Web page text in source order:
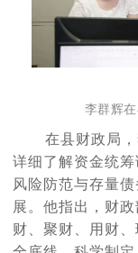
李群辉
在县财政局
详细了解资金统
风险防范与存量
展。他指出，财
财、聚财、用财